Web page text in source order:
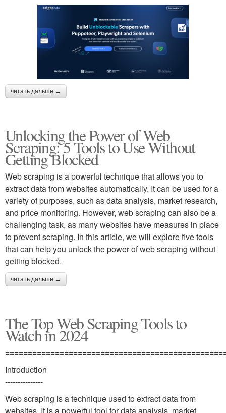
читать дальше →
Unlocking the Power of Web
Scraping: 5 Tools to Use Without
Getting Blocked
Web scraping is a powerful technique that allows you to
extract data from websites automatically. It can be used for a
variety of purposes, such as data analysis, market research,
and price monitoring. However, web scraping can also be a
challenging task, as many websites have measures in place
to prevent scraping. In this article, we will explore five tools
that can help you unlock the power of web scraping without
getting blocked.
читать дальше →
The Top Web Scraping Tools to
Watch in 2024
Introduction
---------------
Web scraping is a technique used to extract data from